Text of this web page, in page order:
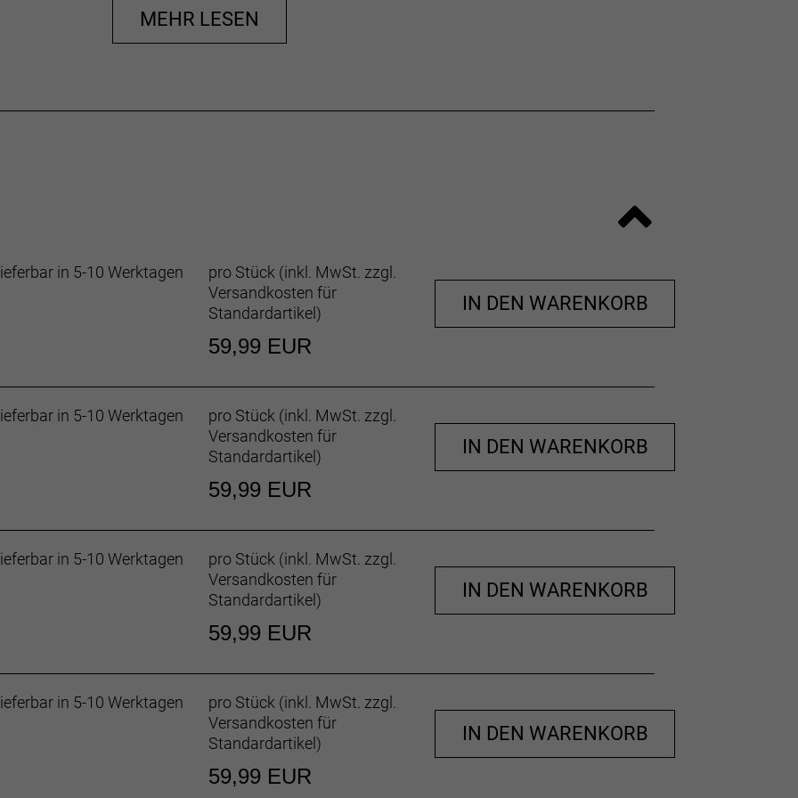
37,5 Grad Celsius.
Platz für alles, was du unbedingt dabeihaben musst.
gut aussehen und bieten einen UV-Schutz von 50+.
Fußabdruck zu reduzieren und zirkuläre Produktkonzepte zu etablieren. Dieses und andere
und werden mithilfe umweltfreundlicherer Herstellungsverfahren gefertigt.
/ 44 % Cocona 37.5 Polyester / 12 % Spandex
MEHR LESEN
in 5-10 Werktagen
pro Stück (inkl. MwSt. zzgl.
Versandkosten für
Standardartikel)
59,99 EUR
IN DEN WARENKORB
in 5-10 Werktagen
pro Stück (inkl. MwSt. zzgl.
Versandkosten für
Standardartikel)
59,99 EUR
IN DEN WARENKORB
in 5-10 Werktagen
pro Stück (inkl. MwSt. zzgl.
Versandkosten für
Standardartikel)
59,99 EUR
IN DEN WARENKORB
in 5-10 Werktagen
pro Stück (inkl. MwSt. zzgl.
Versandkosten für
Standardartikel)
59,99 EUR
IN DEN WARENKORB